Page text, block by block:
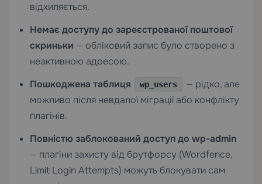
відхиляється.
Немає доступу до зареєстрованої поштової
скриньки — обліковий запис було створено з
неактивною адресою.
Пошкоджена таблиця
wp_users
— рідко, але
можливо після невдалої міграції або конфлікту
плагінів.
Повністю заблокований доступ до wp-admin
— плагіни захисту від брутфорсу (Wordfence,
Limit Login Attempts) можуть блокувати сам